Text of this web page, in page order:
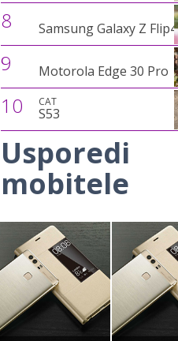
8 Samsung Galaxy Z Flip4
9 Motorola Edge 30 Pro
10 CAT
S53
Usporedi
mobitele